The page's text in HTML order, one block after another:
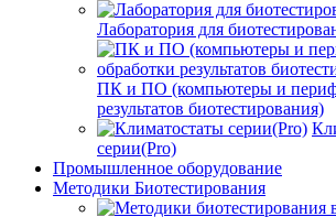
Лаборатория для
ПК и ПО (компьютеры и
результатов биотестирования)
серии(Pro)
Промышленное оборудование
Методики Биотестирования